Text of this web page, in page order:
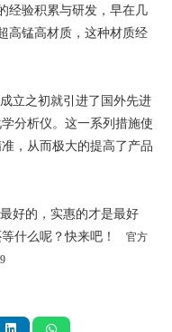
经验积累与研发，早在几
高锰高材质，这种材质经
立之初就引进了国外先进
分析仪。这一系列措施使
，从而极大的提高了产品
好的，实惠的才是最好
什么呢？快来吧！
官方